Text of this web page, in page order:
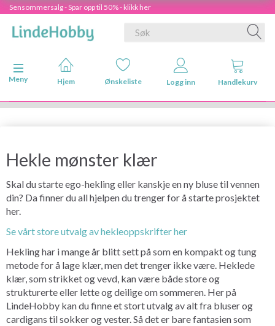
Sensommersalg - Spar opp til 50% - klikk her
Veksle navigasjon
Meny
Hjem Ønskeliste Logg inn Handlekurv
Hekle mønster klær
Skal du starte ego-hekling eller kanskje en ny bluse til vennen
din? Da finner du all hjelpen du trenger for å starte prosjektet
her.
Se vårt store utvalg av hekleoppskrifter her
Hekling har i mange år blitt sett på som en kompakt og tung
metode for å lage klær, men det trenger ikke være. Heklede
klær, som strikket og vevd, kan være både store og
strukturerte eller lette og deilige om sommeren. Her på
LindeHobby kan du finne et stort utvalg av alt fra bluser og
cardigans til sokker og vester. Så det er bare fantasien som